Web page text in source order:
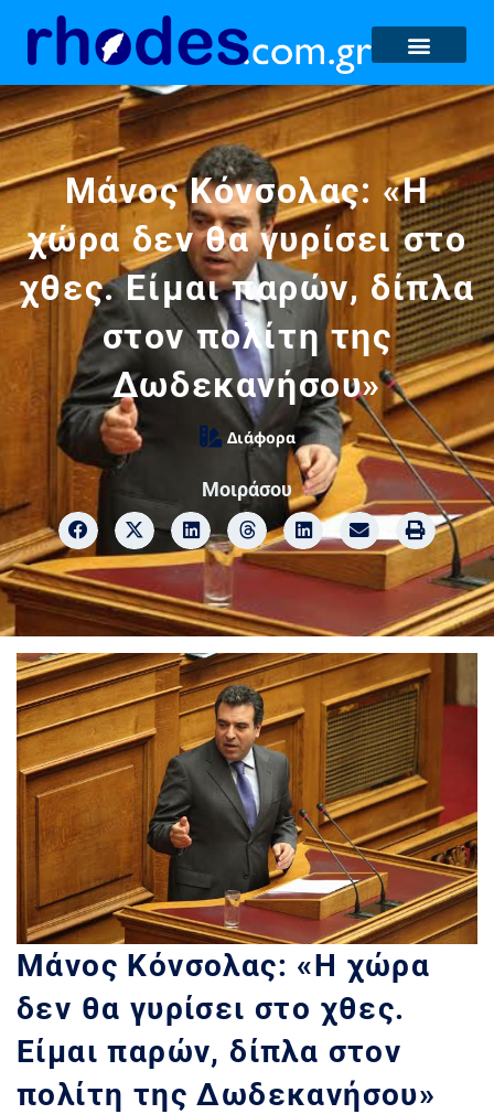
Μάνος Κόνσολας: «Η
χώρα δεν θα γυρίσει στο
χθες. Είμαι παρών, δίπλα
στον πολίτη της
Δωδεκανήσου»
Διάφορα
Μοιράσου
Μάνος Κόνσολας: «Η χώρα
δεν θα γυρίσει στο χθες.
Είμαι παρών, δίπλα στον
πολίτη της Δωδεκανήσου»